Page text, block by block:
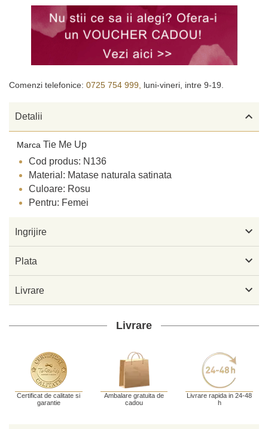
Comenzi telefonice: 0725 754 999, luni-vineri, intre 9-19.
Detalii 
Marca Tie Me Up
Cod produs: N136
Material: Matase naturala satinata
Culoare: Rosu
Pentru: Femei
Ingrijire 
Plata 
Livrare 
Livrare
Certificat de calitate si
garantie
Ambalare gratuita de
cadou
Livrare rapida in 24-48
h